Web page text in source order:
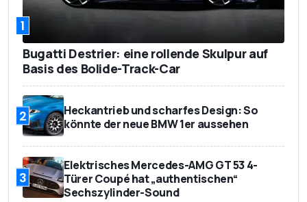
1
Bugatti Destrier: eine rollende Skulpur auf
Basis des Bolide-Track-Car
2
Heckantrieb und scharfes Design: So
könnte der neue BMW 1er aussehen
3
Elektrisches Mercedes-AMG GT 53 4-
Türer Coupé hat „authentischen“
Sechszylinder-Sound